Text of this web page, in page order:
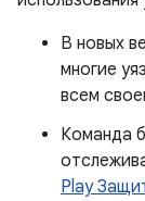
В новых
многие
всем
Команда
Play